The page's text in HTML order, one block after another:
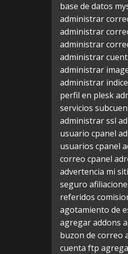
base de datos
administrar
administrar
administrar
administrar
administrar
administrar indice
perfil en plesk
servicios
administrar ssl
usuario cpanel
usuarios cpanel
correo cpanel
advertencia mi
seguro
referidos
agotamiento de
agregar addons
buzon de correo
cuenta ftp